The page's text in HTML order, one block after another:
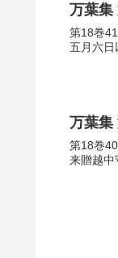
万葉集
第18巻
五月六日
万葉集
第18巻
来贈越中